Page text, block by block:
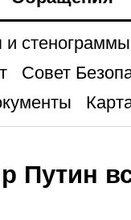
и стенограммы
Совет
Путин